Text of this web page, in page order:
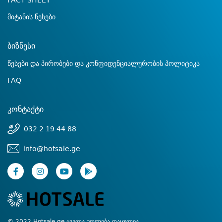
მიტანის წესები
ბიზნესი
წესები და პირობები და კონფიდენციალურობის პოლიტიკა
FAQ
კონტაქტი
032 2 19 44 88
info@hotsale.ge